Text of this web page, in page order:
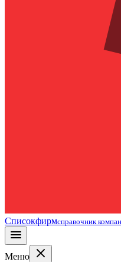
Списокфирмсправочник
Меню